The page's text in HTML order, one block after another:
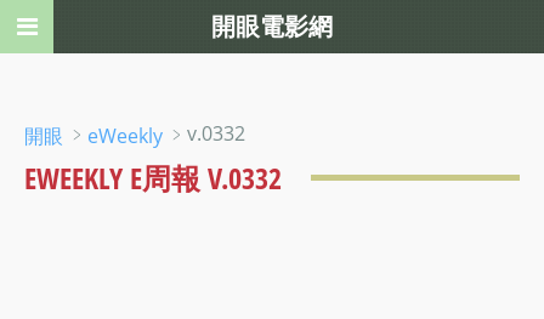
開眼 ﹥ eWeekly ﹥v.0332
EWEEKLY E周報 V.0332
開眼電影網